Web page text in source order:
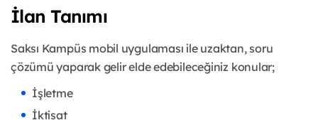
İlan Tanımı
Saksı Kampüs mobil uygulaması ile uzaktan, soru
çözümü yaparak gelir elde edebileceğiniz konular;
İşletme
İktisat